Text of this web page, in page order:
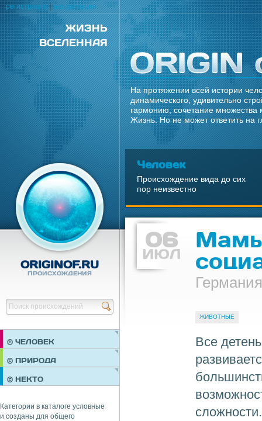
ЖИЗНЬ
ВСЕЛЕННАЯ
На протяжении всей истории
динамического, удивительно
гармонию, сочетание множества
Жизнь. Но не может ответить на
Человек
Происхождение вида до сих
пор неизвестно
ORIGINOF.RU
ПРОИСХОЖДЕНИЯ
© ЧЕЛОВЕК
ПРАЗДНИКИ
ОБЩЕСТВО
© ПРИРОДА
© НЕКТО
Категории в каталоге условные
и созданы для общего
06
ИЮЛ
Германия
ЖИВОТНЫЕ
Все
регистрация|авторизация